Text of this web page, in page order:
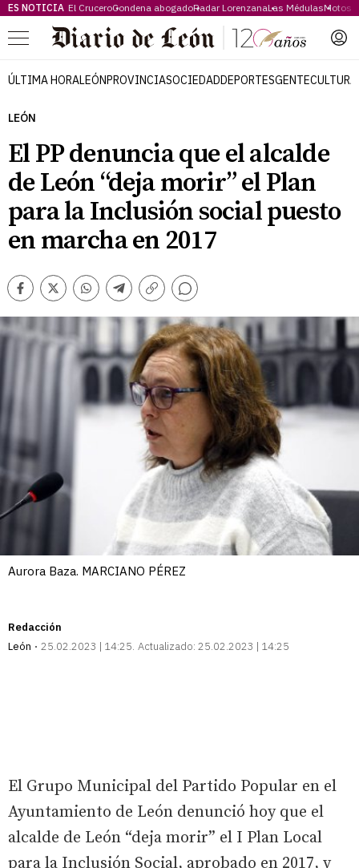
ES NOTICIA El CruceroCondena abogadoRadar LorenzanaLas MédulasMotos
Menú
ÚLTIMA HORALEÓNPROVINCIASOCIEDADDEPORTESGENTECULTURA
LEÓN
El PP denuncia que el alcalde
de León “deja morir” el Plan
para la Inclusión social puesto
en marcha en 2017
Facebook
TwitterWhatsappTelegram
Copiar
Comentarios
Aurora Baza. MARCIANO PÉREZ
Redacción
León
25.02.2023 | 14:25 Actualizado: 25.02.2023 | 14:25
El Grupo Municipal del Partido Popular en el
Ayuntamiento de León denunció hoy que el
alcalde de León “deja morir” el I Plan Local
para la Inclusión Social, aprobado en 2017, y